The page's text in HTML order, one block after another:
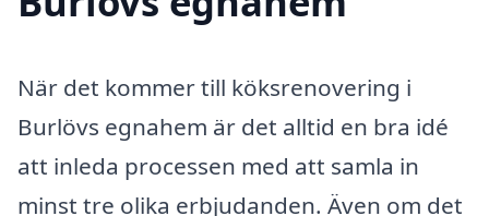
När det kommer till köksrenovering i
Burlövs egnahem är det alltid en bra idé
att inleda processen med att samla in
minst tre olika erbjudanden. Även om det